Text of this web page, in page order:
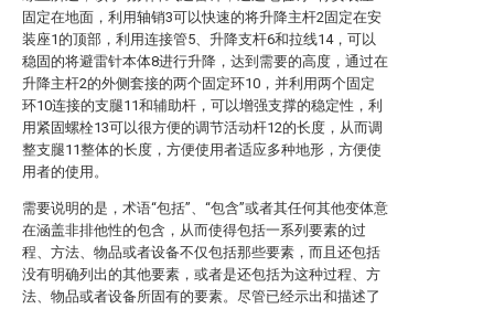
固定在地面，利用轴销3可以快速的将升降主杆2固定在安
装座1的顶部，利用连接管5、升降支杆6和拉线14，可以
稳固的将避雷针本体8进行升降，达到需要的高度，通过在
升降主杆2的外侧套接的两个固定环10，并利用两个固定
环10连接的支腿11和辅助杆，可以增强支撑的稳定性，利
用紧固螺栓13可以很方便的调节活动杆12的长度，从而调
整支腿11整体的长度，方便使用者适应多种地形，方便使
用者的使用。
需要说明的是，术语“包括”、“包含”或者其任何其他变体意
在涵盖非排他性的包含，从而使得包括一系列要素的过
程、方法、物品或者设备不仅包括那些要素，而且还包括
没有明确列出的其他要素，或者是还包括为这种过程、方
法、物品或者设备所固有的要素。尽管已经示出和描述了